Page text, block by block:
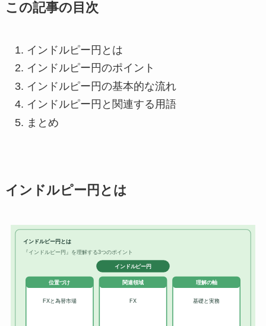
この記事の目次
インドルピー円とは
インドルピー円のポイント
インドルピー円の基本的な流れ
インドルピー円と関連する用語
まとめ
インドルピー円とは
インドルピー円とは
『インドルピー円』を理解する3つのポイント
インドルピー円
位置づけ
FXと為替市場
関連領域
FX
理解の軸
基礎と実務